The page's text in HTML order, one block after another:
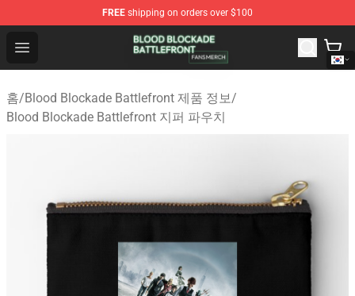
FREE shipping on orders over $100
Open menu
Blood Blockade Battlefront Shop - Official Blood
홈/Blood Blockade Battlefront 제품 정보/
Blood Blockade Battlefront 지퍼 파우치